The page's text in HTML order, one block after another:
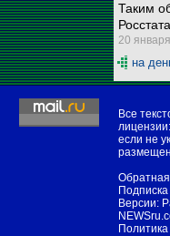
Таким
20
на
Все
лицензии:
если не
Обратная
Версии: